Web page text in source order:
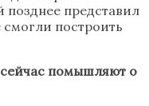
позднее представил
построить
помышляют о